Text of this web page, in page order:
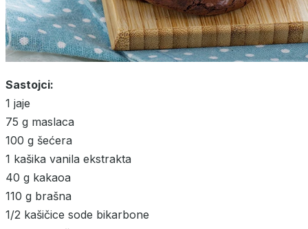
Sastojci:
1 jaje
75 g maslaca
100 g šećera
1 kašika vanila ekstrakta
40 g kakaoa
110 g brašna
1/2 kašičice sode bikarbone